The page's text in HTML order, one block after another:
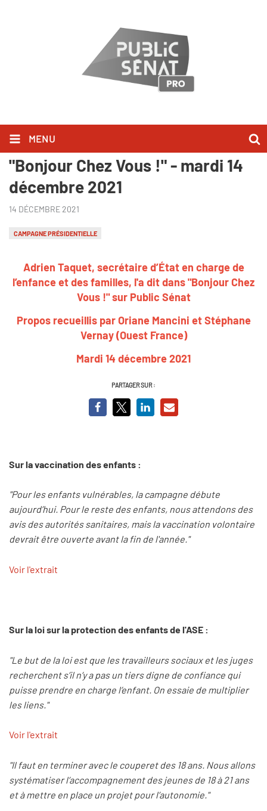
MENU
Adrien Taquet l'a dit dans
"Bonjour Chez Vous !" - mardi 14
décembre 2021
14 DÉCEMBRE 2021
CAMPAGNE PRÉSIDENTIELLE
Adrien Taquet, secrétaire d’État en charge de
l’enfance et des familles, l'a dit dans "Bonjour Chez
Vous !" sur Public Sénat
Propos recueillis par Oriane Mancini et Stéphane
Vernay (Ouest France)
Mardi 14 décembre 2021
PARTAGER SUR :
Sur la vaccination des enfants :
"Pour les enfants vulnérables, la campagne débute
aujourd’hui. Pour le reste des enfants, nous attendons des
avis des autorités sanitaires, mais la vaccination volontaire
devrait être ouverte avant la fin de l'année."
Voir l'extrait
Sur la loi sur la protection des enfants de l'ASE :
"Le but de la loi est que les travailleurs sociaux et les juges
recherchent s’il n’y a pas un tiers digne de confiance qui
puisse prendre en charge l’enfant. On essaie de multiplier
les liens."
Voir l'extrait
"Il faut en terminer avec le couperet des 18 ans. Nous allons
systématiser l’accompagnement des jeunes de 18 à 21 ans
et à mettre en place un projet pour l’autonomie."